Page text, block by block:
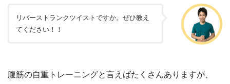
リバーストランクツイストですか。ぜひ教え
てください！！
腹筋の自重トレーニングと言えばたくさんありますが、